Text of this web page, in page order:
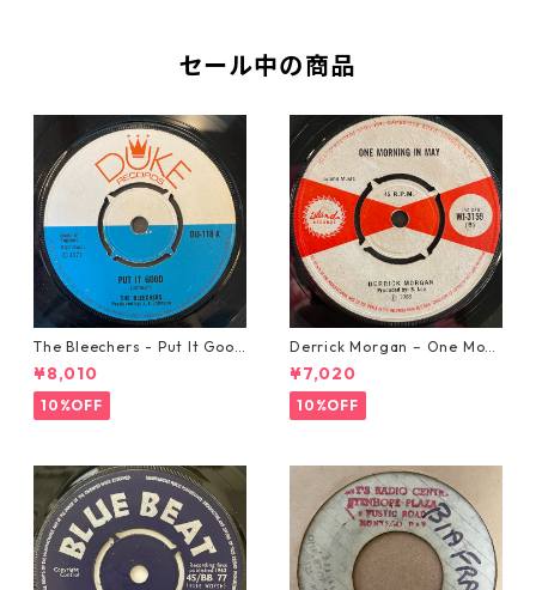
セール中の商品
The Bleechers - Put It Good
【7-21637】
¥8,010
10%OFF
Derrick Morgan – One Morn
ing In May【7-21653】
¥7,020
10%OFF